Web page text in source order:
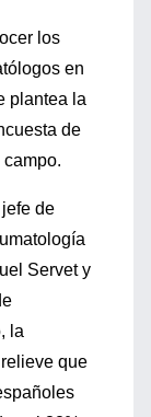
los
en
plantea la
de
de
Servet y
la
que